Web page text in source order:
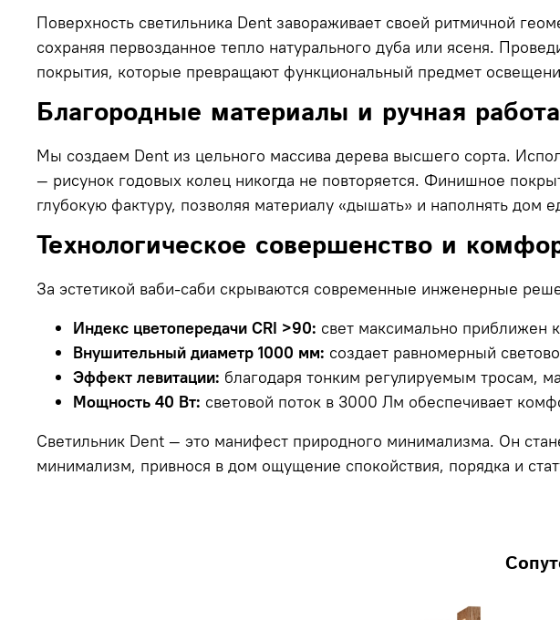
Поверхность светильника Dent завораживает своей ритмичной
сохраняя первозданное тепло натурального дуба или ясеня.
покрытия, которые превращают функциональный предмет
Благородные материалы и ручная работа
Мы создаем Dent из цельного массива дерева высшего сорта.
— рисунок годовых колец никогда не повторяется. Финишное
глубокую фактуру, позволяя материалу «дышать» и наполнять
Технологическое совершенство и
За эстетикой ваби-саби скрываются современные инженерные
Индекс цветопередачи CRI >90: свет максимально приближен
Внушительный диаметр 1000 мм: создает равномерный
Эффект левитации: благодаря тонким регулируемым тросам,
Мощность 40 Вт: световой поток в 3000 Лм обеспечивает
Светильник Dent — это манифест природного минимализма. Он
минимализм, привнося в дом ощущение спокойствия, порядка и